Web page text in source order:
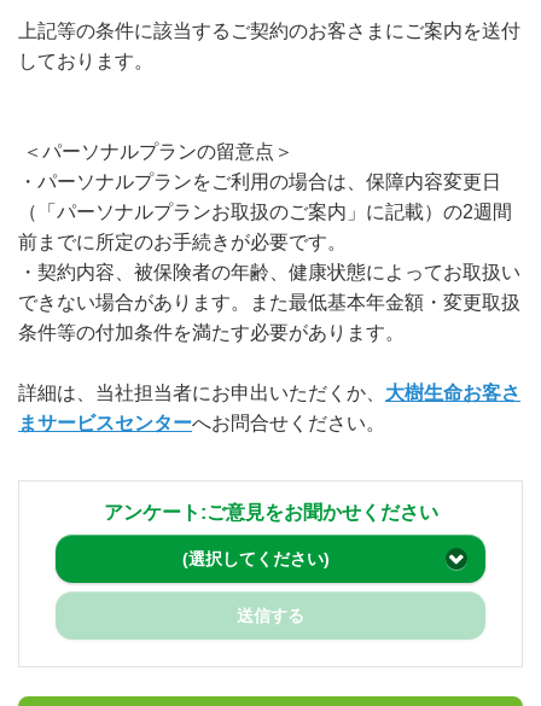
上記等の条件に該当するご契約のお客さまにご案内を送付
しております。
＜パーソナルプランの留意点＞
・パーソナルプランをご利用の場合は、保障内容変更日
（「パーソナルプランお取扱のご案内」に記載）の2週間
前までに所定のお手続きが必要です。
・契約内容、被保険者の年齢、健康状態によってお取扱い
できない場合があります。また最低基本年金額・変更取扱
条件等の付加条件を満たす必要があります。
詳細は、当社担当者にお申出いただくか、 大樹生命お客さ
まサービスセンターへお問合せください。
アンケート:ご意見をお聞かせください
(選択してください)
送信する